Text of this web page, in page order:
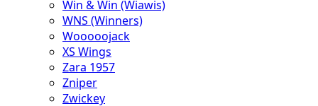
Win & Win (Wiawis)
WNS (Winners)
Wooooojack
XS Wings
Zara 1957
Zniper
Zwickey